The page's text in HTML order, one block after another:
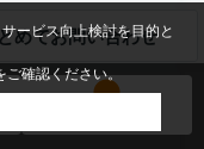
めてお問い合わせ
ービス向上検討を目的と
ご確認ください。